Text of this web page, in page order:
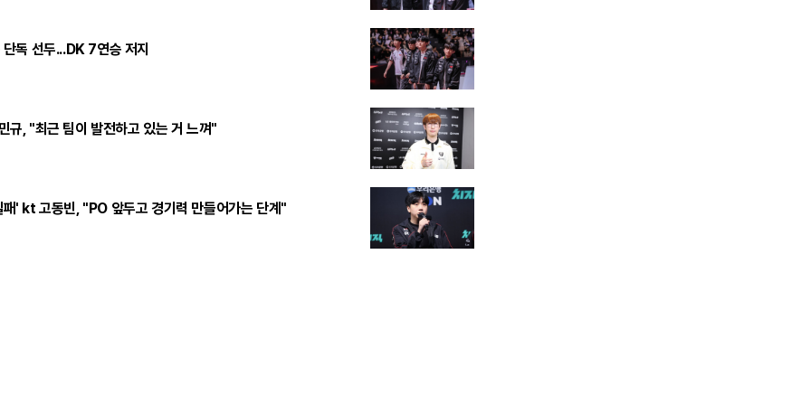
독 선두...DK 7연승 저지
규, "최근 팀이 발전하고 있는 거 느껴"
' kt 고동빈, "PO 앞두고 경기력 만들어가는 단계"